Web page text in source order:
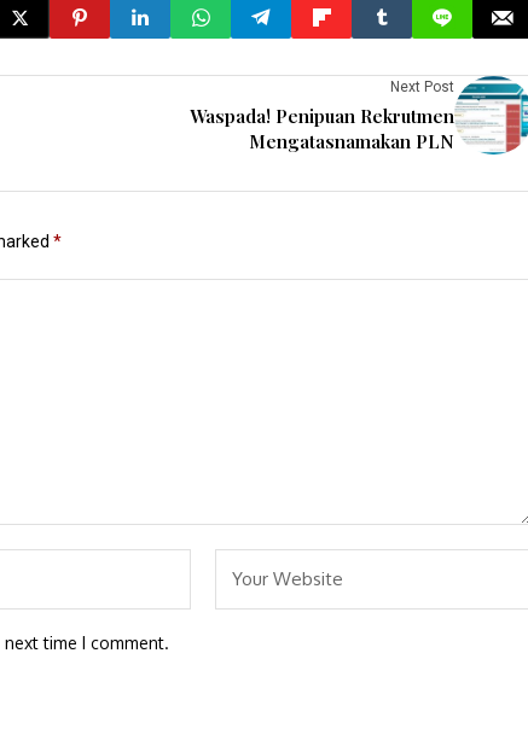
Next Post
Waspada! Penipuan Rekrutmen
Mengatasnamakan PLN
*
time I comment.